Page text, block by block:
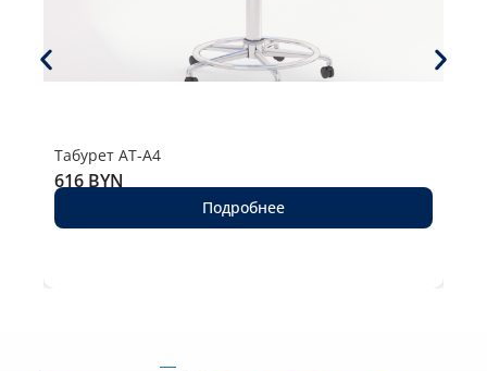
Табурет AT-A4
616 BYN
Подробнее